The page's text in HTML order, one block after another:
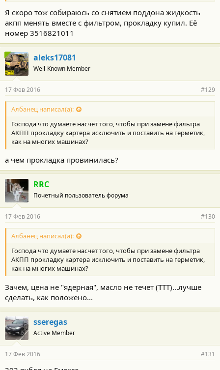
Я скоро тож собираюсь со снятием поддона жидкость
акпп менять вместе с фильтром, прокладку купил. Её
номер 3516821011
aleks17081
Well-Known Member
17 Фев 2016 #129
Албанец написал(а):
Господа что думаете насчет того, чтобы при замене фильтра
АКПП прокладку картера исключить и поставить на герметик,
как на многих машинах?
а чем прокладка провинилась?
RRC
Почетный пользователь форума
17 Фев 2016 #130
Албанец написал(а):
Господа что думаете насчет того, чтобы при замене фильтра
АКПП прокладку картера исключить и поставить на герметик,
как на многих машинах?
Зачем, цена не "ядерная", масло не течет (ТТТ)...лучше
сделать, как положено...
sseregas
Active Member
17 Фев 2016 #131